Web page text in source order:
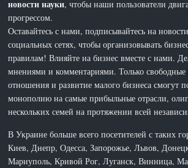
новости науки, чтобы наши пользователи
прогрессом.
Оставайтесь с нами, подписывайтесь на
социальных сетях, чтобы организовывать
правилам! Влияйте на бизнес вместе с нами.
мнениями и комментариями. Только
отношения и развитие малого бизнеса смогут
монополию на самые прибыльные отрасли,
нескольких семей на протяжении всей
В Украине больше всего посетителей с таких
Киев, Днепр, Одесса, Запорожье, Львов,
Мариуполь, Кривой Рог, Луганск, Винница,